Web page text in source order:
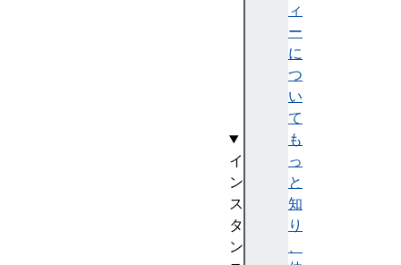
ィ
ー
に
つ
い
て
も
っ
と
知
り
、
イ
ン
ス
タ
ン